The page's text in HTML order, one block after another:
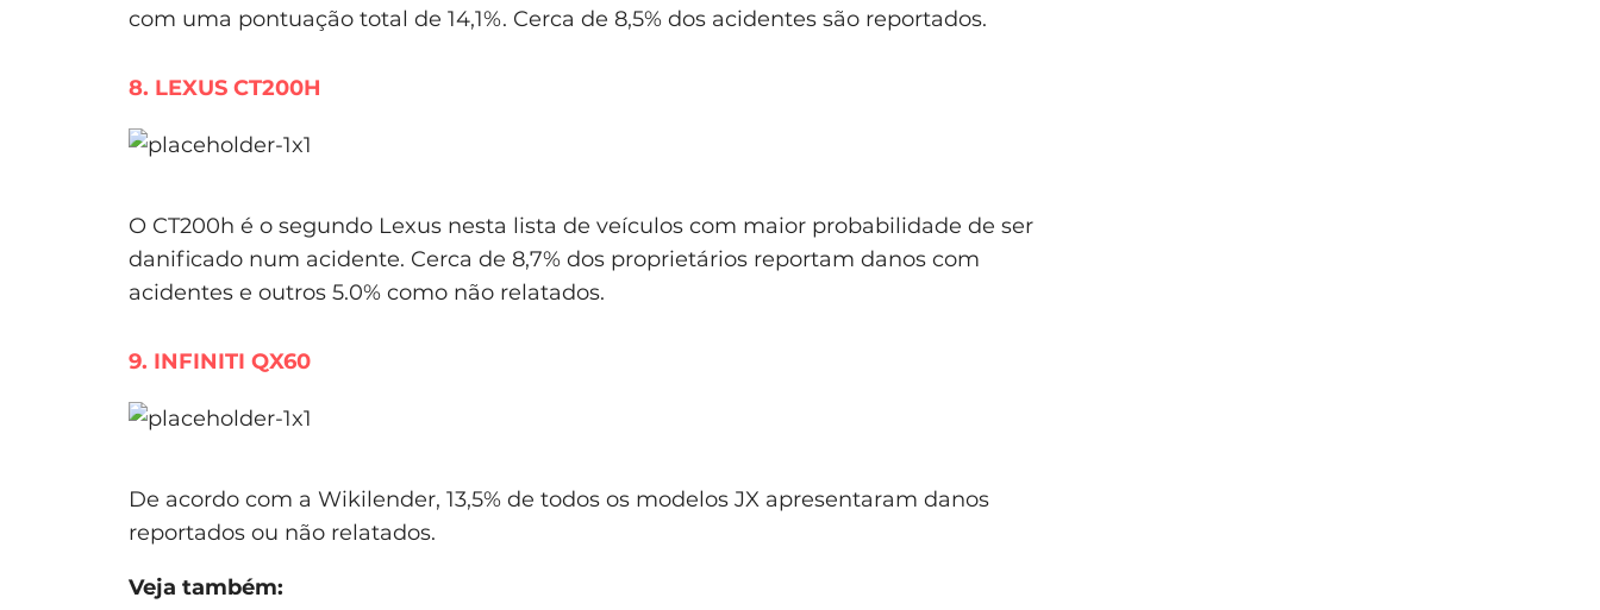
com uma pontuação total de 14,1%. Cerca de 8,5% dos acidentes são reportados.
8. LEXUS CT200H
O CT200h é o segundo Lexus nesta lista de veículos com maior probabilidade de ser
danificado num acidente. Cerca de 8,7% dos proprietários reportam danos com
acidentes e outros 5.0% como não relatados.
9. INFINITI QX60
De acordo com a Wikilender, 13,5% de todos os modelos JX apresentaram danos
reportados ou não relatados.
Veja também: